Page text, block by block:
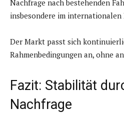
Nachfrage nach bestehenden
insbesondere im internationalen
Der Markt passt sich
Rahmenbedingungen an, ohne
Fazit: Stabilität
Nachfrage